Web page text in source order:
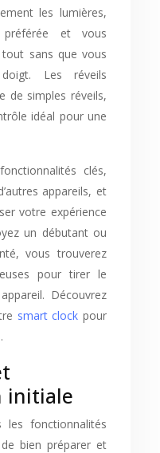
les lumières,
et vous
sans que vous
Les réveils
de simples réveils,
idéal pour une
clés,
appareils, et
votre expérience
un débutant ou
vous trouverez
pour tirer le
Découvrez
smart clock pour
initiale
les fonctionnalités
bien préparer et